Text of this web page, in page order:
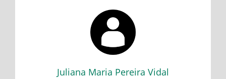
Juliana Maria Pereira Vidal
Juliana Maria Pereira Vidal
Minicurso: Introdução à criação de aplicativos: App
Inventor